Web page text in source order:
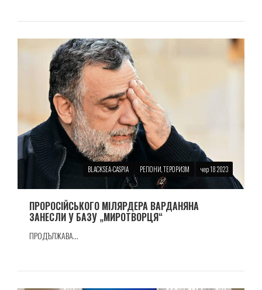
BLACKSEA-CASPIA РЕГІОНИ, ТЕРОРИЗМ чер 18 2023
ПРОРОСIЙСЬКОГО МIЛЯРДЕРА ВАРДАНЯНА
ЗАНЕСЛИ У БАЗУ „МИРОТВОРЦЯ“
ПРОДЪЛЖАВА...